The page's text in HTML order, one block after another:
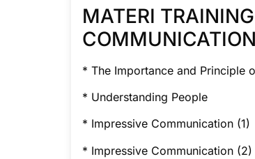
MATERI
* The Importance and Principle
* Understanding People
* Impressive Communication (1)
* Impressive Communication (2)